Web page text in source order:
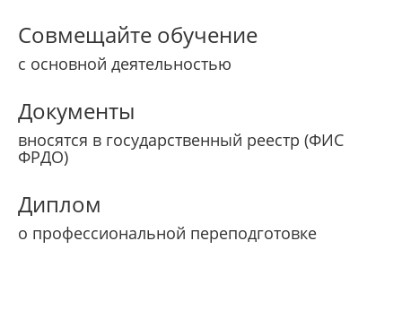
Совмещайте обучение
с основной деятельностью
Документы
вносятся в государственный реестр (ФИС
ФРДО)
Диплом
о профессиональной переподготовке